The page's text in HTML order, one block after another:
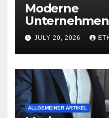
Moderne
nachhaltige
JULY 20, 2026
ALLGEMEINER ARTIKEL